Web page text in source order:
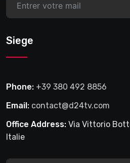
Siege
Phone: +39 380 492 8856
Email: contact@d24tv.com
Office Address: Via Vittorio
Italie